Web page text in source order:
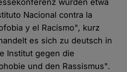
wurden etwa
Nacional contra la
y el Racismo", kurz
es sich zu deutsch in
Institut gegen die
und den Rassismus".